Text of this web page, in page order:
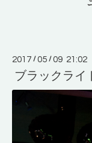
2017 /05 /09 21:02
ブラックライ